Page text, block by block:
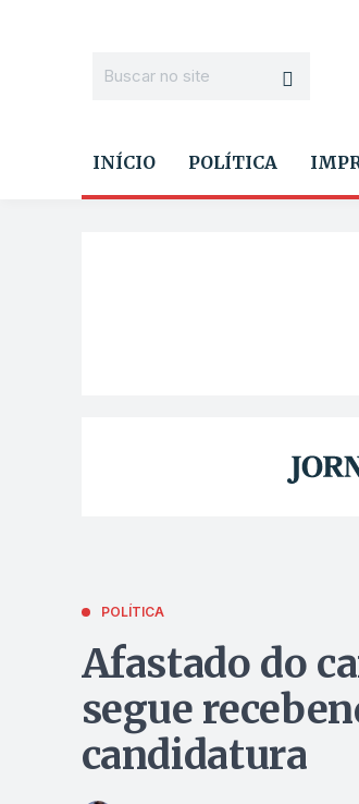
INÍCIO POLÍTICA
POLÍTICA
Afastado do
segue
candidatura